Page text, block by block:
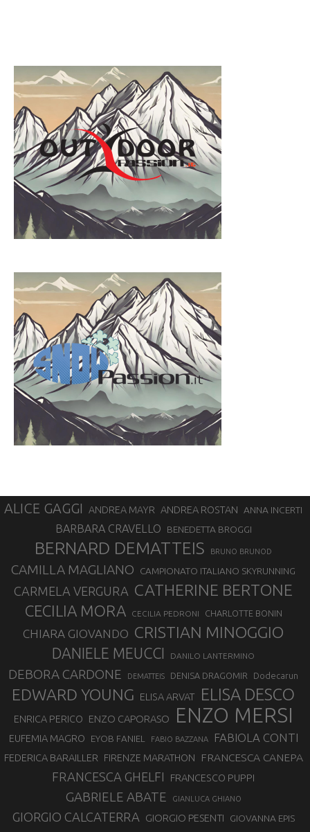
ALICE GAGGI ANDREA MAYR ANDREA ROSTAN ANNA INCERTI
BARBARA CRAVELLO BENEDETTA BROGGI
BERNARD DEMATTEIS BRUNO BRUNOD
CAMILLA MAGLIANO CAMPIONATO ITALIANO SKYRUNNING
CARMELA VERGURA CATHERINE BERTONE
CECILIA MORA CECILIA PEDRONI CHARLOTTE BONIN
CHIARA GIOVANDO CRISTIAN MINOGGIO
DANIELE MEUCCI DANILO LANTERMINO
DEBORA CARDONE DEMATTEIS DENISA DRAGOMIR Dodecarun
EDWARD YOUNG ELISA ARVAT ELISA DESCO
ENRICA PERICO ENZO CAPORASO ENZO MERSI
EUFEMIA MAGRO EYOB FANIEL FABIO BAZZANA FABIOLA CONTI
FEDERICA BARAILLER FIRENZE MARATHON FRANCESCA CANEPA
FRANCESCA GHELFI FRANCESCO PUPPI
GABRIELE ABATE GIANLUCA GHIANO
GIORGIO CALCATERRA GIORGIO PESENTI GIOVANNA EPIS